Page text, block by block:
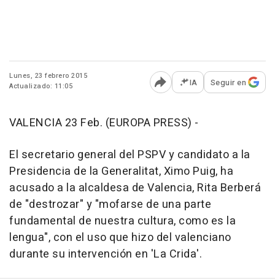
Lunes, 23 febrero 2015
Actualizado: 11:05
Abrir opciones para
IA Seguir en
VALENCIA 23 Feb. (EUROPA PRESS) -
El secretario general del PSPV y candidato a la
Presidencia de la Generalitat, Ximo Puig, ha
acusado a la alcaldesa de Valencia, Rita Berberá
de "destrozar" y "mofarse de una parte
fundamental de nuestra cultura, como es la
lengua", con el uso que hizo del valenciano
durante su intervención en 'La Crida'.